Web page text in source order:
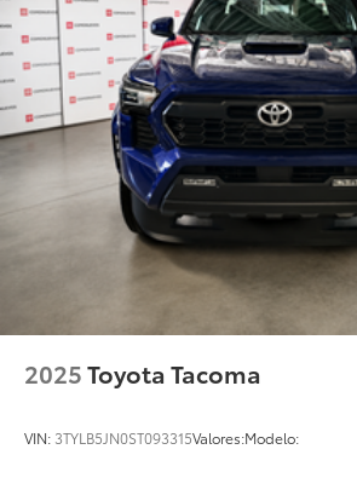
2025Toyota Tacoma
VIN: 3TYLB5JN0ST093315Valores:Modelo: